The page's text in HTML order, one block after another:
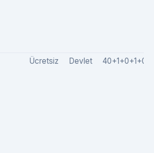
Ücretsiz Devlet 40+1+0+1+0